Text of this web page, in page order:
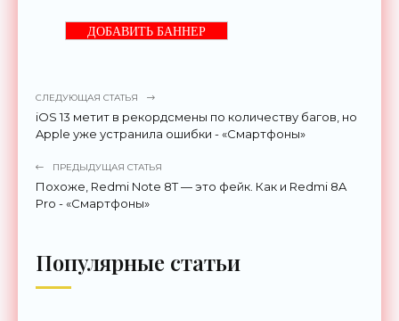
ДОБАВИТЬ БАННЕР
СЛЕДУЮЩАЯ СТАТЬЯ
iOS 13 метит в рекордсмены по количеству багов, но
Apple уже устранила ошибки - «Смартфоны»
ПРЕДЫДУЩАЯ СТАТЬЯ
Похоже, Redmi Note 8T — это фейк. Как и Redmi 8A
Pro - «Смартфоны»
Популярные статьи